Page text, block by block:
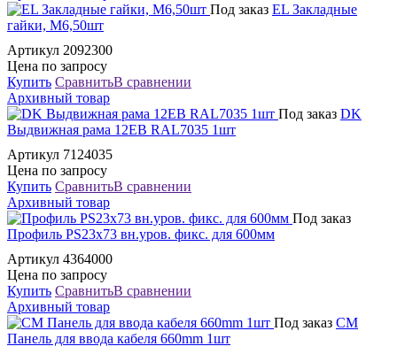
Под заказ EL Закладные
гайки, M6,50шт
Артикул 2092300
Цена по запросу
Купить СравнитьВ сравнении
Архивный товар
Под заказ DK
Выдвижная рама 12EB RAL7035 1шт
Артикул 7124035
Цена по запросу
Купить СравнитьВ сравнении
Архивный товар
Под заказ
Профиль PS23x73 вн.уров. фикс. для 600мм
Артикул 4364000
Цена по запросу
Купить СравнитьВ сравнении
Архивный товар
Под заказ CM
Панель для ввода кабеля 660mm 1шт